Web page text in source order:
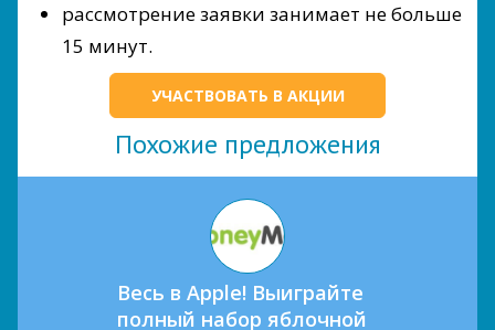
рассмотрение заявки занимает не больше
15 минут.
УЧАСТВОВАТЬ В АКЦИИ
Похожие предложения
Весь в Apple! Выиграйте
полный набор яблочной